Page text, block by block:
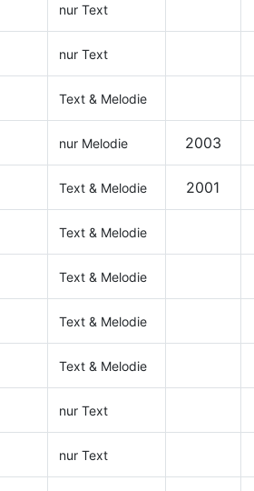
nur Text
nur Text
Text & Melodie
nur Melodie 2003
Text & Melodie 2001
Text & Melodie
Text & Melodie
Text & Melodie
Text & Melodie
nur Text
nur Text